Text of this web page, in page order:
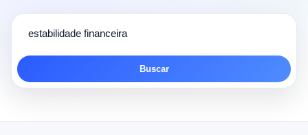
Consignado
Pessoal Buscar